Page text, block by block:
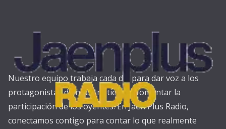
Nuestro equipo trabaja cada día para dar voz a los
protagonistas de nuestra tierra y fomentar la
participación de los oyentes. En Jaén Plus Radio,
conectamos contigo para contar lo que realmente